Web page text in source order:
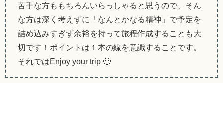
苦手な方ももちろんいらっしゃると思うので、そん
な方は深く考えずに「なんとかなる精神」で予定を
詰め込みすぎず余裕を持って旅程作成することも大
切です！ポイントは１本の線を意識することです。
それではEnjoy your trip 🙂